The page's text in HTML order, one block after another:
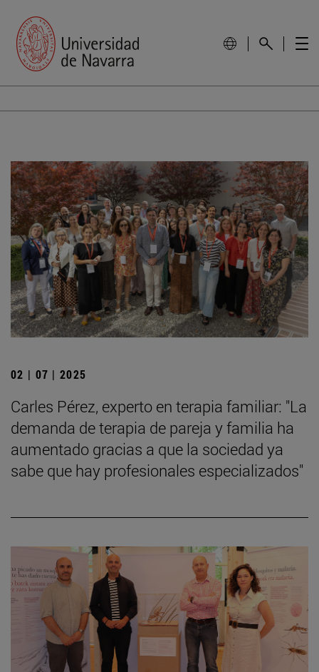
02 | 07 | 2025
Carles Pérez, experto en terapia familiar: "La
demanda de terapia de pareja y familia ha
aumentado gracias a que la sociedad ya
sabe que hay profesionales especializados"